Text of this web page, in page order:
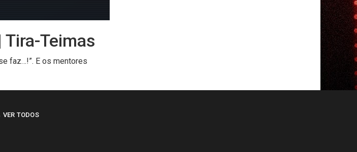
Tira-Teimas
faz…!”. E os mentores
VER TODOS